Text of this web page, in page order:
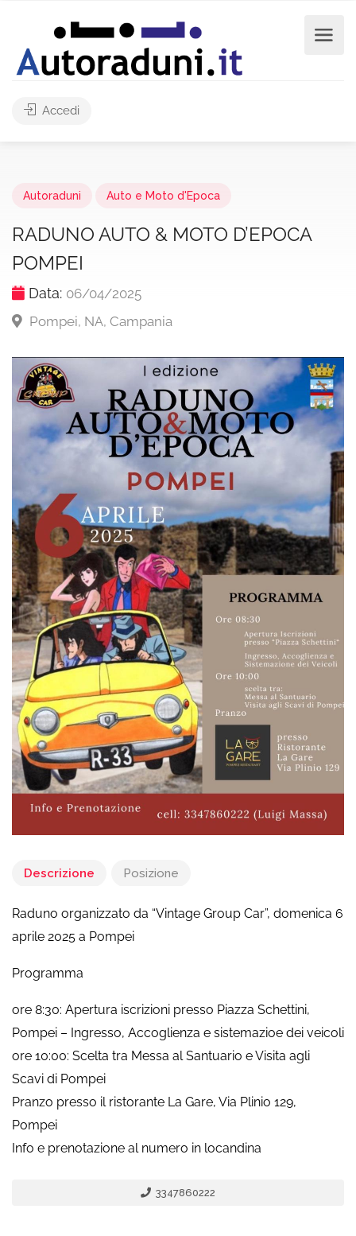
Accedi
Autoraduni Auto e Moto d'Epoca
RADUNO AUTO & MOTO D’EPOCA
POMPEI
Data: 06/04/2025
Pompei, NA, Campania
Descrizione Posizione
Raduno organizzato da “Vintage Group Car”, domenica 6
aprile 2025 a Pompei
Programma
ore 8:30: Apertura iscrizioni presso Piazza Schettini,
Pompei – Ingresso, Accoglienza e sistemazioe dei veicoli
ore 10:00: Scelta tra Messa al Santuario e Visita agli
Scavi di Pompei
Pranzo presso il ristorante La Gare, Via Plinio 129,
Pompei
Info e prenotazione al numero in locandina
3347860222